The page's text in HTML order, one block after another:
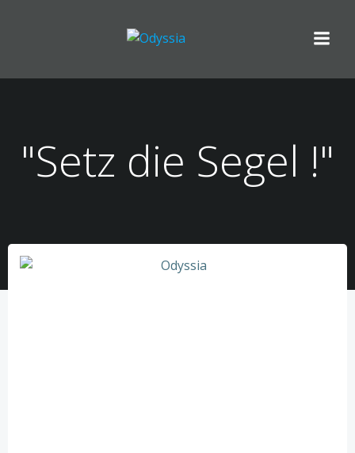
springen
"Setz die Segel !"